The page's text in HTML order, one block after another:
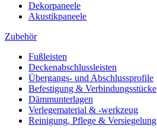
Dekorpaneele
Akustikpaneele
Zubehör
Fußleisten
Deckenabschlussleisten
Übergangs- und Abschlussprofile
Befestigung & Verbindungsstücke
Dämmunterlagen
Verlegematerial & -werkzeug
Reinigung, Pflege & Versiegelung